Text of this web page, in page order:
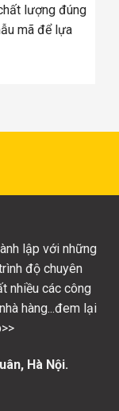
lượng đúng
mã để lựa
lập với những
độ chuyên
nhiều các công
hàng...đem lại
Hà Nội.